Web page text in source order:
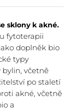
sklony k akné.
fytoterapii
doplněk bio
typy
bylin, včetně
po staletí
akné, včetně
a